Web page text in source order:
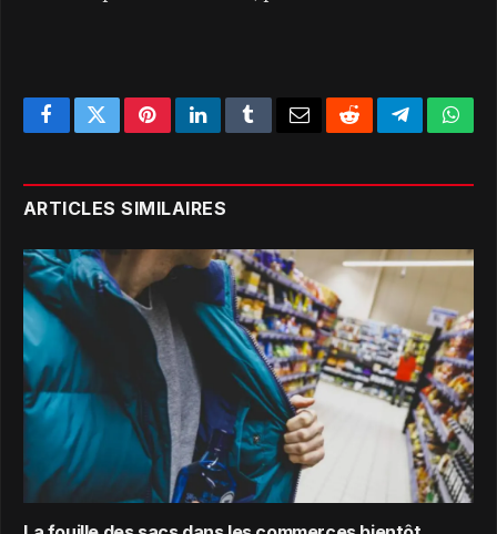
FacebookTwitterPinterestLinkedInTumblr EmailRedditTelegram
ARTICLES SIMILAIRES